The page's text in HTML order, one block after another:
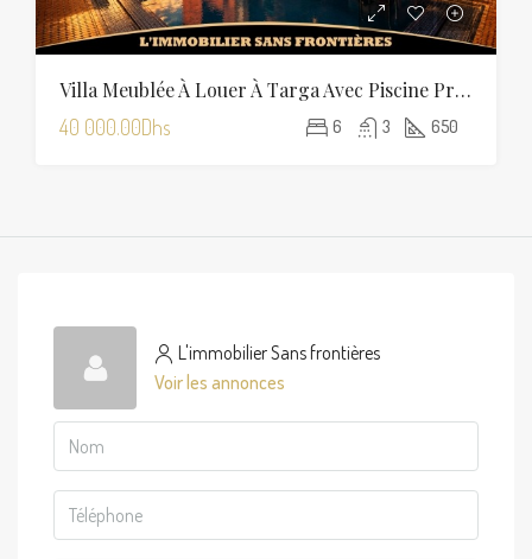
Villa Meublée À Louer À Targa Avec Piscine Privée, Hammam Et Sauna
40 000.00Dhs 6 3 650
L'immobilier Sans frontières
Voir les annonces